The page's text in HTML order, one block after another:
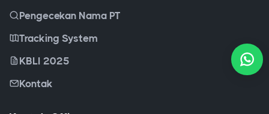
Pengecekan Nama PT
Tracking System
KBLI 2025
Kontak